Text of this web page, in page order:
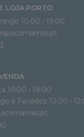
LOJA PORTO
10:00 › 19:00
10:00 › 19:00
e Feriados 10:00 ›